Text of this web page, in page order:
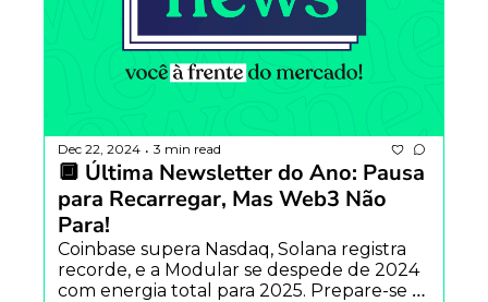
Dec 22, 2024 • 3 min read
🔲 Última Newsletter do Ano: Pausa
para Recarregar, Mas Web3 Não
Para!
Coinbase supera Nasdaq, Solana registra
recorde, e a Modular se despede de 2024
com energia total para 2025. Prepare-se